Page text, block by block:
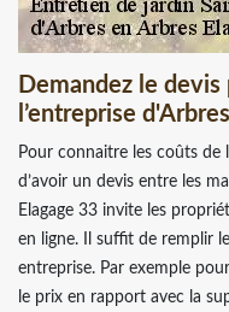
Demandez le
l’entreprise
Pour connaitre les coûts de
d’avoir un devis entre les
Elagage 33 invite les
en ligne. Il suffit de remplir
entreprise. Par exemple
le prix en rapport avec la